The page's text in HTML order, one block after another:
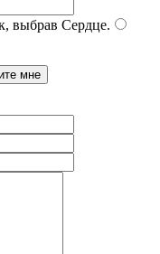
выбрав Сердце.